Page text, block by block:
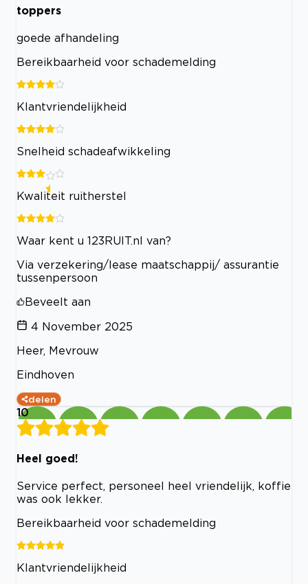
toppers
goede afhandeling
Bereikbaarheid voor schademelding
Klantvriendelijkheid
Snelheid schadeafwikkeling
Kwaliteit ruitherstel
Waar kent u 123RUIT.nl van?
Via verzekering/lease maatschappij/ assurantie
tussenpersoon
Beveelt aan
4 November 2025
Heer, Mevrouw
Eindhoven
delen
10
Heel goed!
Service perfect, personeel heel vriendelijk, koffie
was ook lekker.
Bereikbaarheid voor schademelding
Klantvriendelijkheid